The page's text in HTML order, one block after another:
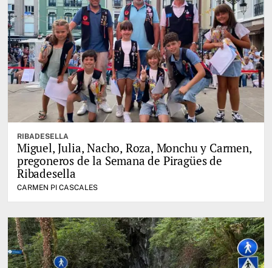
RIBADESELLA
Miguel, Julia, Nacho, Roza, Monchu y Carmen,
pregoneros de la Semana de Piragües de
Ribadesella
CARMEN PI CASCALES